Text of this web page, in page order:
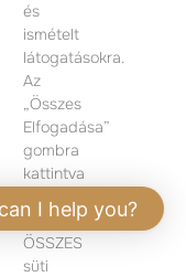
I help you?
és
ismételt
látogatásokra.
Az
„Összes
Elfogadása”
gombra
kattintva
az
ÖSSZES
süti